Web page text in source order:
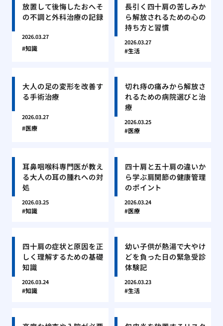
放置して後悔したおへそ
の不調と外科治療の記録
2026.03.27
知識
長引く四十肩の苦しみか
ら解放されるための心の
持ち方と習慣
2026.03.27
生活
大人の足の変形を改善す
る手術治療
2026.03.27
医療
切れ痔の痛みから解放さ
れるための病院選びと治
療
2026.03.25
医療
耳鼻咽喉科専門医が教え
る大人の耳の腫れへの対
処
2026.03.25
知識
四十肩と五十肩の違いか
ら学ぶ肩関節の健康管理
のポイント
2026.03.24
医療
四十肩の症状と原因を正
しく理解するための基礎
知識
2026.03.24
知識
幼い子供が熱湯で大やけ
どを負った日の緊急受診
体験記
2026.03.23
生活